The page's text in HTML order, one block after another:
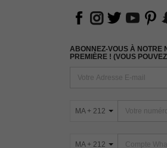
ABONNEZ-VOUS À NOTRE
PREMIÈRE ! (VOUS
MA + 212
MA + 212